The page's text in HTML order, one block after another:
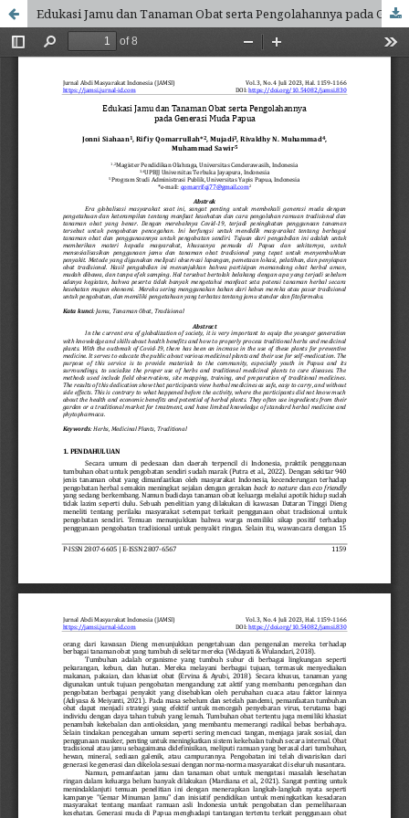
Edukasi Jamu dan Tanaman Obat serta Pengolahannya pada Generasi Muda Papua